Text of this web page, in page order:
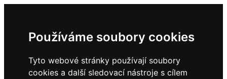
Používáme soubory cookies
Tyto webové stránky používají soubory
cookies a další sledovací nástroje s cílem